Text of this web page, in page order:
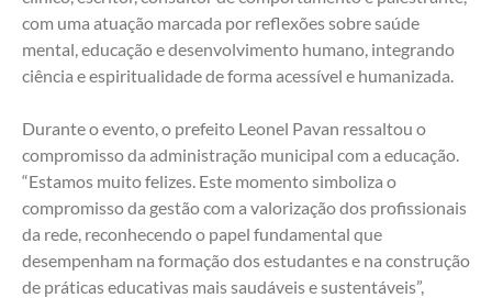
com uma atuação marcada por reflexões sobre saúde
mental, educação e desenvolvimento humano, integrando
ciência e espiritualidade de forma acessível e humanizada.
Durante o evento, o prefeito Leonel Pavan ressaltou o
compromisso da administração municipal com a educação.
“Estamos muito felizes. Este momento simboliza o
compromisso da gestão com a valorização dos profissionais
da rede, reconhecendo o papel fundamental que
desempenham na formação dos estudantes e na construção
de práticas educativas mais saudáveis e sustentáveis”,